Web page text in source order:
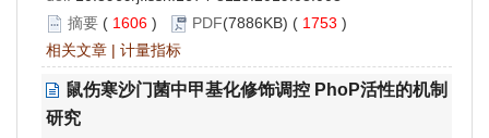
摘要 ( 1606 ) PDF(7886KB) ( 1753 )
相关文章 | 计量指标
鼠伤寒沙门菌中甲基化修饰调控 PhoP活性的机制
研究